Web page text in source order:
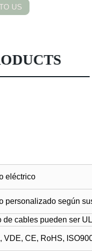
US
eléctrico
personalizado según
de cables pueden ser
VDE, CE, RoHS,